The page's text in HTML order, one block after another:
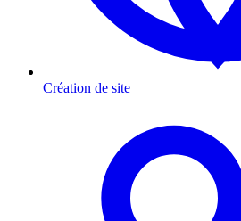
Création de site